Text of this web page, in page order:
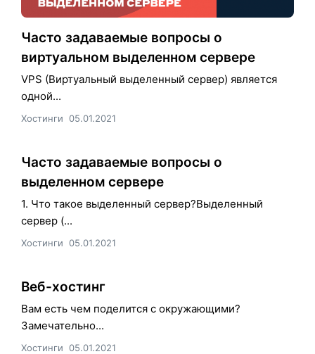
Часто задаваемые вопросы о
виртуальном выделенном сервере
VPS (Виртуальный выделенный сервер) является
одной...
Хостинги 05.01.2021
Часто задаваемые вопросы о
выделенном сервере
1. Что такое выделенный сервер?Выделенный
сервер (...
Хостинги 05.01.2021
Веб-хостинг
Вам есть чем поделится с окружающими?
Замечательно...
Хостинги 05.01.2021